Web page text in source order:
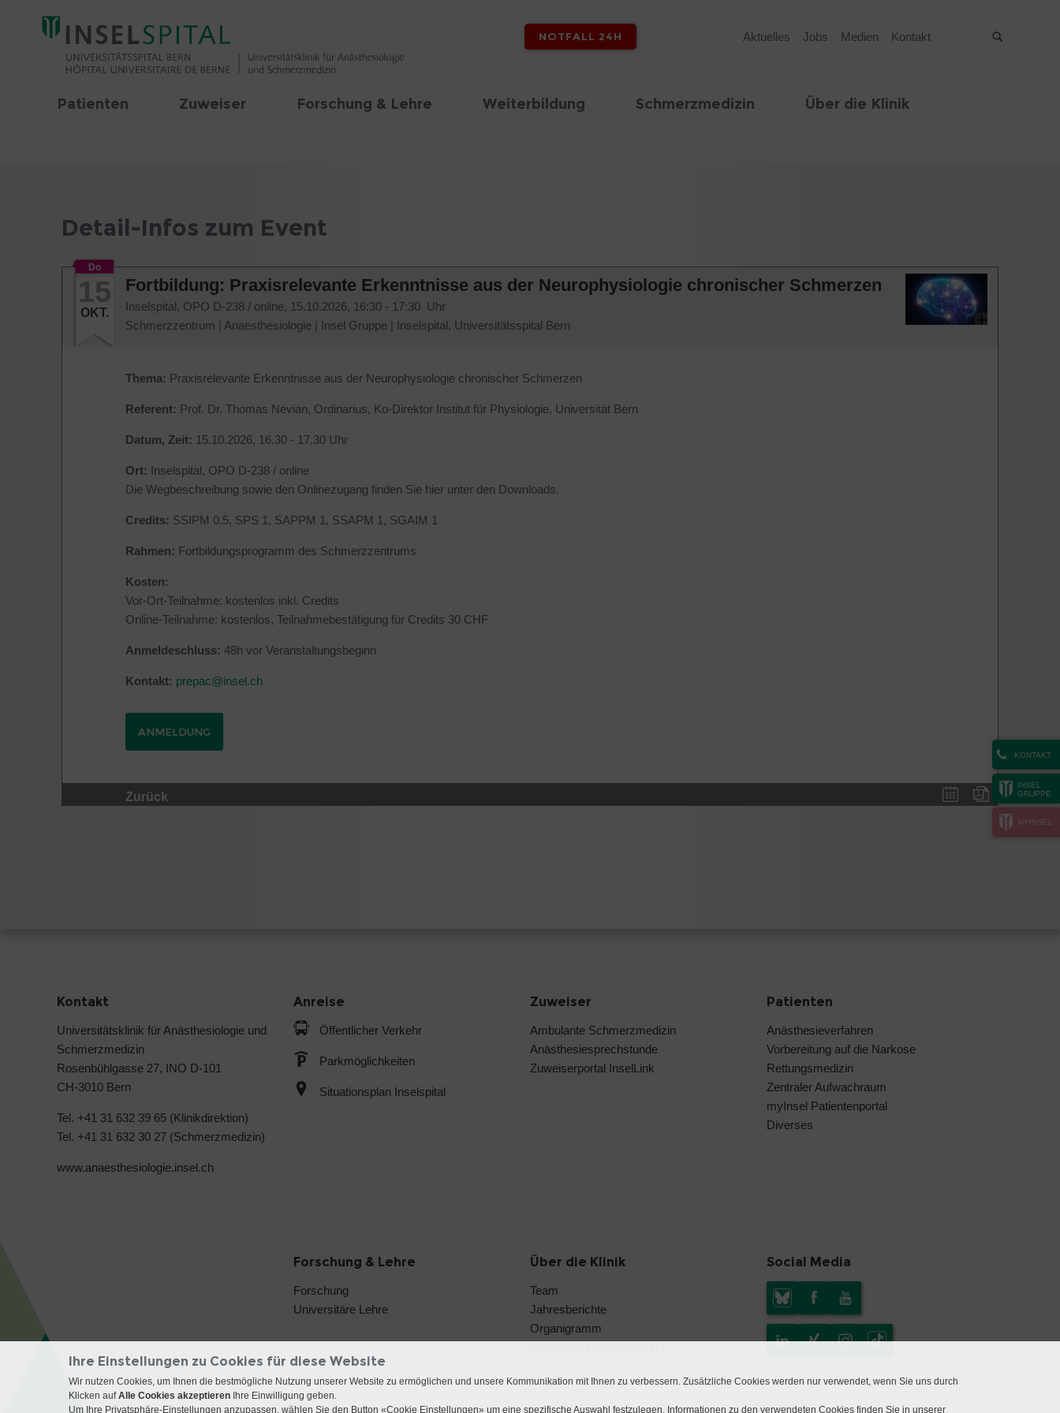
NOTFALL 24H Aktuelles Jobs Medien Kontakt
Patienten Zuweiser Forschung & Lehre Weiterbildung Schmerzmedizin Über die Klinik
KONTAKT
INSEL
GRUPPE
MYINSEL
Detail-Infos zum Event
Do
15
OKT.
Fortbildung: Praxisrelevante Erkenntnisse aus der Neurophysiologie chronischer Schmerzen
Inselspital, OPO D-238 / online, 15.10.2026, 16:30 - 17:30 Uhr
Schmerzzentrum | Anaesthesiologie | Insel Gruppe | Inselspital, Universitätsspital Bern
Thema: Praxisrelevante Erkenntnisse aus der Neurophysiologie chronischer Schmerzen
Referent: Prof. Dr. Thomas Nevian, Ordinarius, Ko-Direktor Institut für Physiologie, Universität Bern
Datum, Zeit: 15.10.2026, 16.30 - 17.30 Uhr
Ort: Inselspital, OPO D-238 / online
Die Wegbeschreibung sowie den Onlinezugang finden Sie hier unter den Downloads.
Credits: SSIPM 0.5, SPS 1, SAPPM 1, SSAPM 1, SGAIM 1
Rahmen: Fortbildungsprogramm des Schmerzzentrums
Kosten:
Vor-Ort-Teilnahme: kostenlos inkl. Credits
Online-Teilnahme: kostenlos, Teilnahmebestätigung für Credits 30 CHF
Anmeldeschluss: 48h vor Veranstaltungsbeginn
Kontakt: prepac@insel.ch
ANMELDUNG
Zurück
Kontakt
Universitätsklinik für Anästhesiologie und
Schmerzmedizin
Rosenbühlgasse 27, INO D-101
CH-3010 Bern
Tel. +41 31 632 39 65 (Klinikdirektion)
Tel. +41 31 632 30 27 (Schmerzmedizin)
www.anaesthesiologie.insel.ch
Anreise
Öffentlicher Verkehr
Parkmöglichkeiten
Situationsplan Inselspital
Zuweiser
Ambulante Schmerzmedizin
Anästhesiesprechstunde
Zuweiserportal InselLink
Patienten
Anästhesieverfahren
Vorbereitung auf die Narkose
Rettungsmedizin
Zentraler Aufwachraum
myInsel Patientenportal
Diverses
Forschung & Lehre
Forschung
Universitäre Lehre
Über die Klinik
Team
Jahresberichte
Organigramm
Social Media
Ihre Einstellungen zu Cookies für diese Website
Wir nutzen Cookies, um Ihnen die bestmögliche Nutzung unserer Website zu ermöglichen und unsere Kommunikation mit Ihnen zu verbessern. Zusätzliche Cookies werden nur verwendet, wenn Sie uns durch
Klicken aufAlle Cookies akzeptieren Ihre Einwilligung geben.
Um Ihre Privatsphäre-Einstellungen anzupassen, wählen Sie den Button «Cookie Einstellungen» um eine spezifische Auswahl festzulegen. Informationen zu den verwendeten Cookies finden Sie in unserer